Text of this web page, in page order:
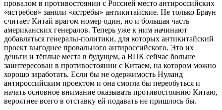
провалом в противостоянии с Россией место антироссийских
«ястребов» заняли «ястребы» антикитайские. Не только Браун
считает Китай врагом номер один, но и большая часть
американских генералов. Теперь уже к ним начинают
добавляться генералы-политики, для которых антикитайский
проект выгоднее провального антироссийского. Это их
деньги и тёплые места в будущем, а ВПК сейчас больше
заинтересован в противостоянии с Китаем, на котором можно
хорошо заработать. Если бы не одержимость Нуланд
антироссийским проектом и она смогла бы переобуться и
начать основное внимание оказывать противостоянию Китаю,
вероятнее всего в отставку ей подавать не пришлось бы.